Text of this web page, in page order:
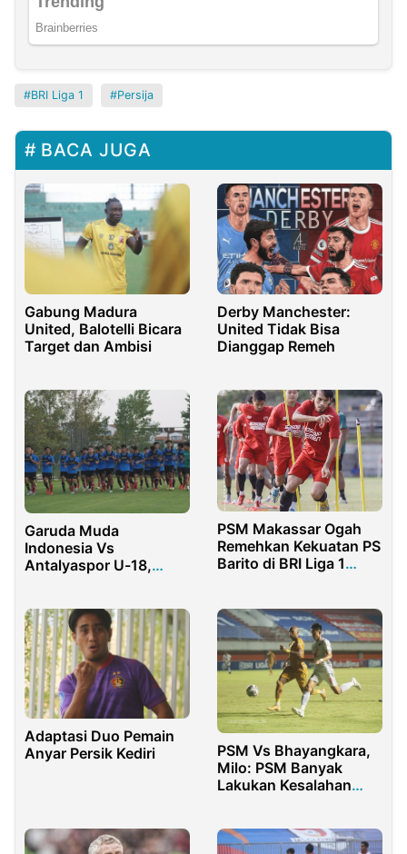
BRI Liga 1 Persija
BACA JUGA
Gabung Madura
United, Balotelli Bicara
Target dan Ambisi
Derby Manchester:
United Tidak Bisa
Dianggap Remeh
Garuda Muda
Indonesia Vs
Antalyaspor U-18,
PSM Makassar Ogah
Remehkan Kekuatan PS
Barito di BRI Liga 1
Adaptasi Duo Pemain
Anyar Persik Kediri
PSM Vs Bhayangkara,
Milo: PSM Banyak
Lakukan Kesalahan